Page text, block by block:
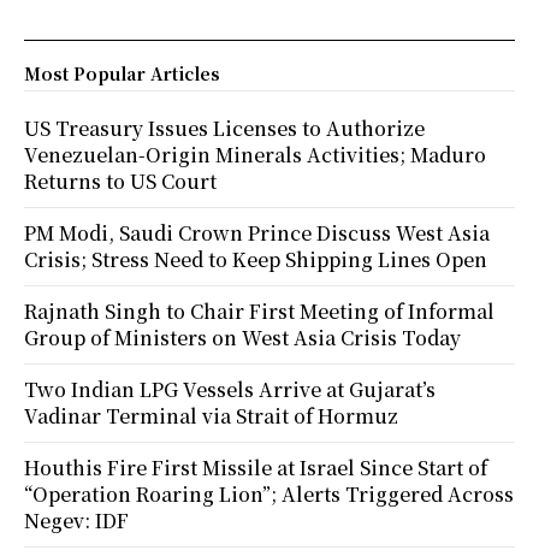
Most Popular Articles
US Treasury Issues Licenses to Authorize
Venezuelan-Origin Minerals Activities; Maduro
Returns to US Court
PM Modi, Saudi Crown Prince Discuss West Asia
Crisis; Stress Need to Keep Shipping Lines Open
Rajnath Singh to Chair First Meeting of Informal
Group of Ministers on West Asia Crisis Today
Two Indian LPG Vessels Arrive at Gujarat’s
Vadinar Terminal via Strait of Hormuz
Houthis Fire First Missile at Israel Since Start of
“Operation Roaring Lion”; Alerts Triggered Across
Negev: IDF